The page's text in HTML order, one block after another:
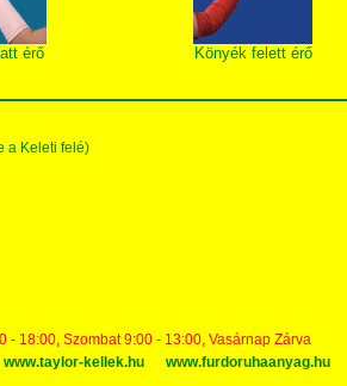
érő Könyék felett érő
a Keleti felé)
- 18:00, Szombat 9:00 - 13:00, Vasárnap Zárva
www.taylor-kellek.hu www.furdoruhaanyag.hu